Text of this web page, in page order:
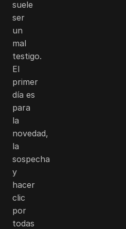
suele
ser
un
mal
testigo.
El
primer
día es
para
la
novedad,
la
sospecha
y
hacer
clic
por
todas